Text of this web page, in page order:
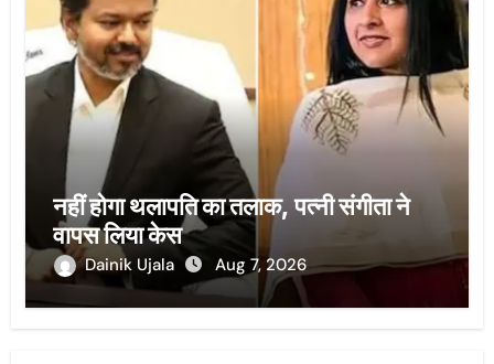
नहीं होगा थलापति का तलाक, पत्नी संगीता ने
वापस लिया केस
Dainik Ujala Aug 7, 2026